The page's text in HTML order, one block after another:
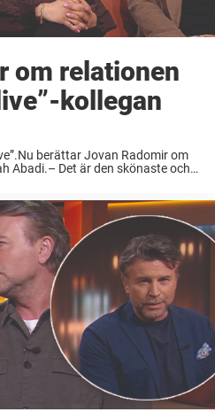
om relationen
kollegan
berättar Jovan Radomir om
Abadi.– Det är den skönaste och